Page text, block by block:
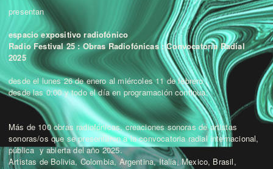
presentan
espacio expositivo radiofónico
Radio Festival 25 : Obras Radiofónicas : Convocatoria Radial
2025
desde el lunes 26 de enero al miércoles 11 de febrero
desde las 0:00 y todo el día en programación continua:
Más de 100 obras radiofónicas, creaciones sonoras de artistas
sonoras/os que se presentaron a la convocatoria radial internacional,
pública y abierta del año 2025.
Artistas de Bolivia, Colombia, Argentina, Italia, Mexico, Brasil,